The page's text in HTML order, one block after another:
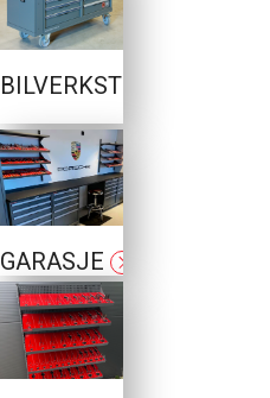
BILVERKSTED
GARASJE